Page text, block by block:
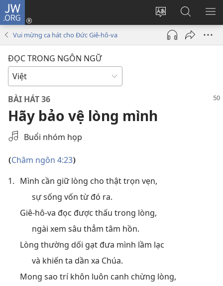
JW.ORG
Thay
đổi
ngôn
Đăng
nhập
Tìm
kiếm
JW.ORG
Vui mừng ca hát cho Đức Giê-hô-va
ĐỌC TRONG NGÔN NGỮ
BÀI HÁT 36
Hãy bảo vệ lòng mình
Select
Audio
Buổi nhóm họp
(Châm ngôn 4:23)
1. Mình cần giữ lòng cho thật trọn vẹn,
sự sống vốn từ đó ra.
Giê-hô-va đọc được thấu trong lòng,
ngài xem sâu thẳm tâm hồn.
Lòng thường dối gạt đưa mình lầm lạc
và khiến ta dần xa Chúa.
Mong sao trí khôn luôn canh chừng lòng,